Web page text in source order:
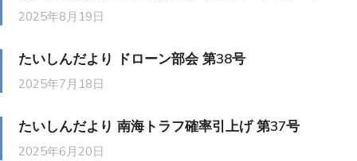
2025年8月19日
たいしんだより ドローン部会 第38号
2025年7月18日
たいしんだより 南海トラフ確率引上げ 第37号
2025年6月20日